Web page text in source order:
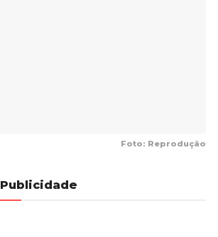
Foto: Reprodução
Publicidade